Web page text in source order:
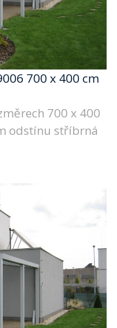
700 x 400 cm
700 x 400
odstínu stříbrná